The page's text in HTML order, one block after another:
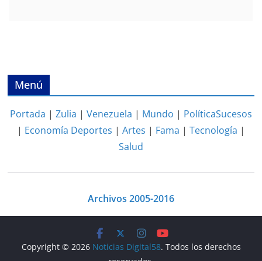
Menú
Portada | Zulia | Venezuela | Mundo | PolíticaSucesos
| Economía Deportes | Artes | Fama | Tecnología |
Salud
Archivos 2005-2016
Copyright © 2026 Noticias Digital58. Todos los derechos